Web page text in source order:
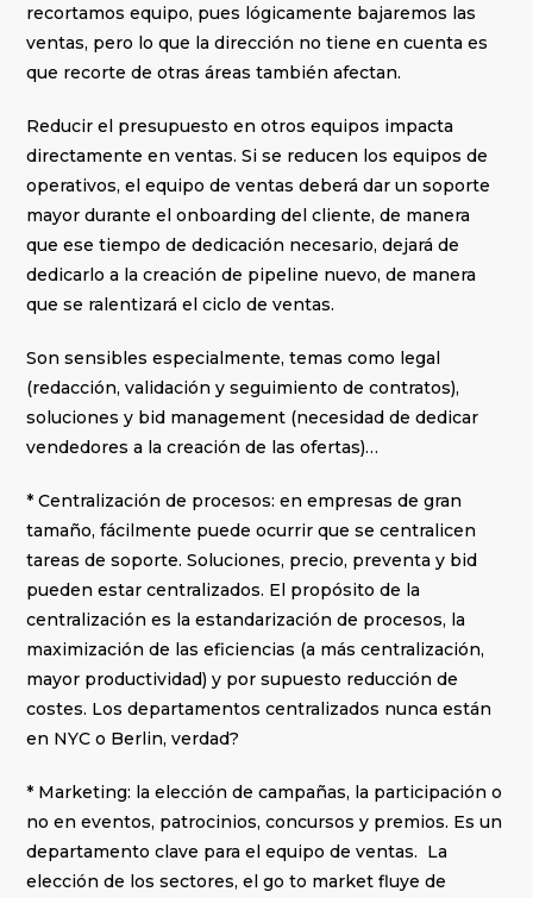
recortamos equipo, pues lógicamente bajaremos las
ventas, pero lo que la dirección no tiene en cuenta es
que recorte de otras áreas también afectan.
Reducir el presupuesto en otros equipos impacta
directamente en ventas. Si se reducen los equipos de
operativos, el equipo de ventas deberá dar un soporte
mayor durante el onboarding del cliente, de manera
que ese tiempo de dedicación necesario, dejará de
dedicarlo a la creación de pipeline nuevo, de manera
que se ralentizará el ciclo de ventas.
Son sensibles especialmente, temas como legal
(redacción, validación y seguimiento de contratos),
soluciones y bid management (necesidad de dedicar
vendedores a la creación de las ofertas)…
* Centralización de procesos: en empresas de gran
tamaño, fácilmente puede ocurrir que se centralicen
tareas de soporte. Soluciones, precio, preventa y bid
pueden estar centralizados. El propósito de la
centralización es la estandarización de procesos, la
maximización de las eficiencias (a más centralización,
mayor productividad) y por supuesto reducción de
costes. Los departamentos centralizados nunca están
en NYC o Berlin, verdad?
* Marketing: la elección de campañas, la participación o
no en eventos, patrocinios, concursos y premios. Es un
departamento clave para el equipo de ventas. La
elección de los sectores, el go to market fluye de